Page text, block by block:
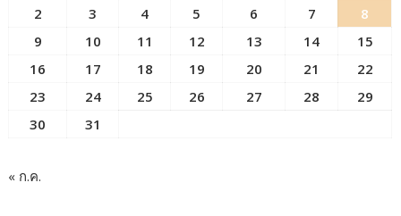
2
3 4 5 6 7
8
9
10 11 12 13 14
15
16
17 18 19 20 21
22
23
24 25 26 27 28
29
30
31
« ก.ค.